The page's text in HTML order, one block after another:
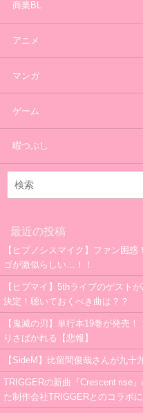
商業BL
アニメ
マンガ
ゲーム
暇つぶし
最近の投稿
【ヒプノシスマイク】ファン困
ゴが激似らしい…！！
【ヒプマイ】5thライブのゲスト
決定！聴いておくべき曲は？？
【鬼滅の刃】単行本19巻が発売
りさばかれる【悲報】
【SideM】比留間俊哉さんが九十
TRIGGERの新曲『Crescent rise
た制作会社TRIGGERとのコラボ